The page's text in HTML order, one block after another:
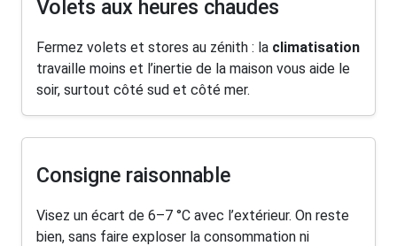
Volets aux heures chaudes
Fermez volets et stores au zénith : la climatisation
travaille moins et l’inertie de la maison vous aide le
soir, surtout côté sud et côté mer.
Consigne raisonnable
Visez un écart de 6–7 °C avec l’extérieur. On reste
bien, sans faire exploser la consommation ni